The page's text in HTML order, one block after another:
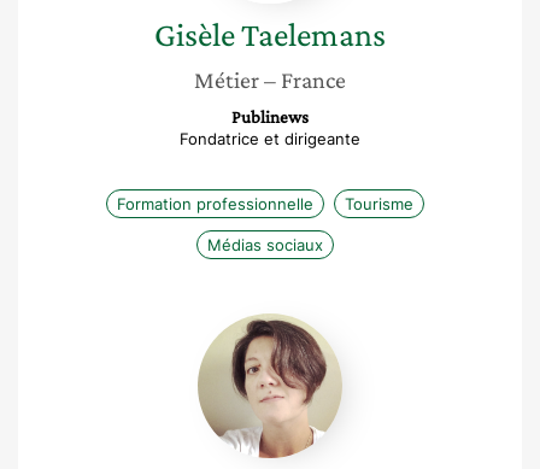
GisèleTaelemans
Métier– France
Publinews
Fondatrice et dirigeante
Formation professionnelle Tourisme
Médias sociaux
Virginie
Clève